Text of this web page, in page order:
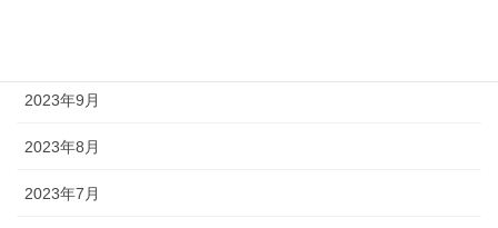
2023年9月
2023年8月
2023年7月